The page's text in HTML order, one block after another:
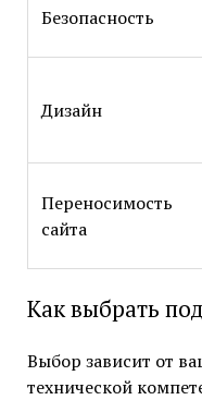
Безопасность
Дизайн
Переносимость
сайта
Как выбрать
Выбор зависит от
технической